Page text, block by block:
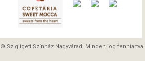
© Szigligeti Színház Nagyvárad. Minden jog fenntartva!